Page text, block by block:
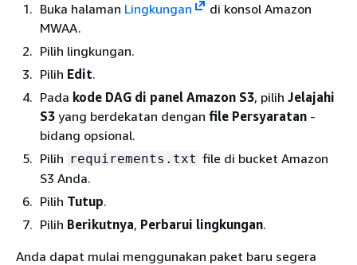
Buka halaman Lingkungan
di konsol Amazon
MWAA.
Pilih lingkungan.
Pilih Edit.
Pada kode DAG di panel Amazon S3, pilih Jelajahi
S3 yang berdekatan dengan file Persyaratan -
bidang opsional.
Pilih requirements.txt file di bucket Amazon
S3 Anda.
Pilih Tutup.
Pilih Berikutnya, Perbarui lingkungan.
Anda dapat mulai menggunakan paket baru segera